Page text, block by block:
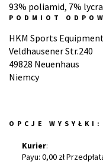
93% poliamid, 7%
PODMIOT
HKM Sports
Veldhausener Str.240
49828 Neuenhaus
Niemcy
OPCJE WYSYŁKI:
Kurier:
Payu: 0,00 zł